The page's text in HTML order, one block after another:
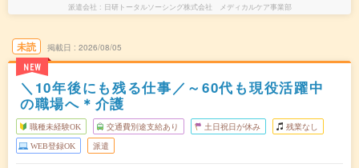
派遣会社 日研トータルソーシング株式会社 メディカルケア事業部
未読
NEW
掲載日 2026/08/05
＼10年後にも残る仕事／～60代も現役活躍中
の職場へ＊介護
職種未経験OK 交通費別途支給あり 土日祝日が休み 残業なし
WEB登録OK 派遣